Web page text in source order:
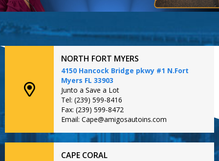
NORTH FORT MYERS
4150 Hancock Bridge pkwy #1 N.Fort
Myers FL 33903
Junto a Save a Lot
Tel: (239) 599-8416
Fax: (239) 599-8472
Email: Cape@amigosautoins.com
CAPE CORAL